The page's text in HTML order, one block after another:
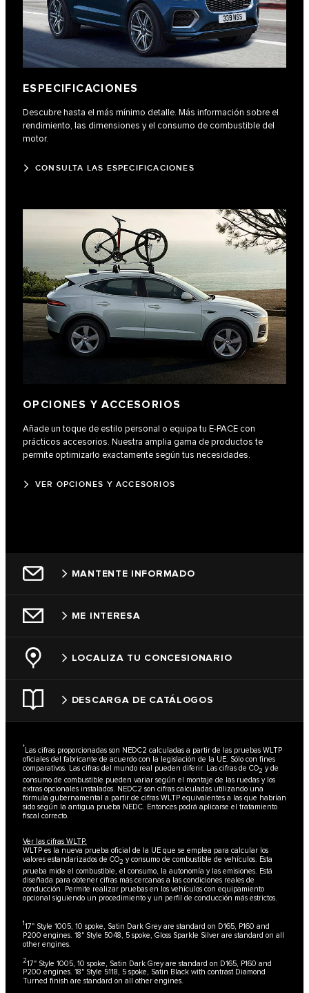
ESPECIFICACIONES
Descubre hasta el más mínimo detalle. Más información sobre el
rendimiento, las dimensiones y el consumo de combustible del
motor.
CONSULTA LAS ESPECIFICACIONES
OPCIONES Y ACCESORIOS
Añade un toque de estilo personal o equipa tu E‑PACE con
prácticos accesorios. Nuestra amplia gama de productos te
permite optimizarlo exactamente según tus necesidades.
VER OPCIONES Y ACCESORIOS
MANTENTE INFORMADO
ME INTERESA
LOCALIZA TU CONCESIONARIO
DESCARGA DE CATÁLOGOS
†Las cifras proporcionadas son NEDC2 calculadas a partir de las pruebas WLTP
oficiales del fabricante de acuerdo con la legislación de la UE. Sólo con fines
comparativos. Las cifras del mundo real pueden diferir. Las cifras de CO2 y de
consumo de combustible pueden variar según el montaje de las ruedas y los
extras opcionales instalados. NEDC2 son cifras calculadas utilizando una
fórmula gubernamental a partir de cifras WLTP equivalentes a las que habrían
sido según la antigua prueba NEDC. Entonces podrá aplicarse el tratamiento
fiscal correcto.
Ver las cifras WLTP.
WLTP es la nueva prueba oficial de la UE que se emplea para calcular los
valores estandarizados de CO2 y consumo de combustible de vehículos. Esta
prueba mide el combustible, el consumo, la autonomía y las emisiones. Está
diseñada para obtener cifras más cercanas a las condiciones reales de
conducción. Permite realizar pruebas en los vehículos con equipamiento
opcional siguiendo un procedimiento y un perfil de conducción más estrictos.
117" Style 1005, 10 spoke, Satin Dark Grey are standard on D165, P160 and
P200 engines. 18" Style 5048, 5 spoke, Gloss Sparkle Silver are standard on all
other engines.
217" Style 1005, 10 spoke, Satin Dark Grey are standard on D165, P160 and
P200 engines. 18" Style 5118, 5 spoke, Satin Black with contrast Diamond
Turned finish are standard on all other engines.